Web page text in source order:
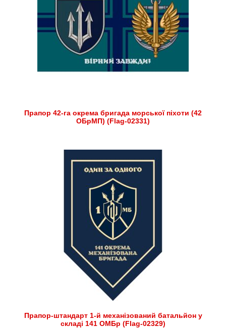
Прапор 42-га окрема бригада морської піхоти (42
ОБрМП) (Flag-02331)
Прапор-штандарт 1-й механізований батальйон у
складі 141 ОМБр (Flag-02329)